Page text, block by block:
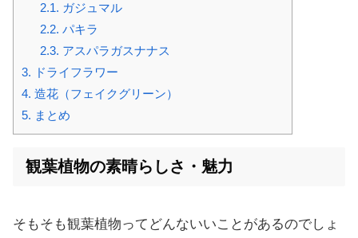
2.1. ガジュマル
2.2. パキラ
2.3. アスパラガスナナス
3. ドライフラワー
4. 造花（フェイクグリーン）
5. まとめ
観葉植物の素晴らしさ・魅力
そもそも観葉植物ってどんないいことがあるのでしょ